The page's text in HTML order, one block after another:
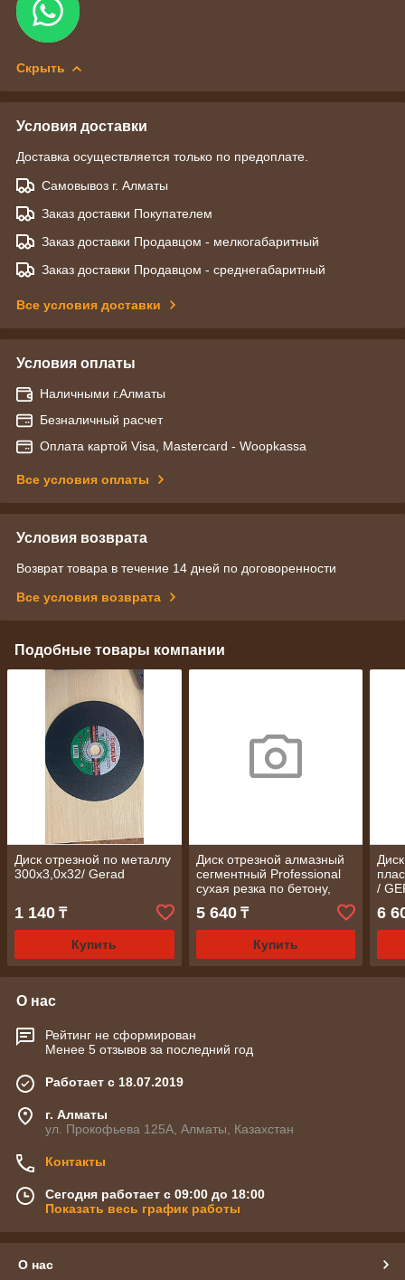
Скрыть
Условия доставки
Доставка осуществляется только по предоплате.
Самовывоз г. Алматы
Заказ доставки Покупателем
Заказ доставки Продавцом - мелкогабаритный
Заказ доставки Продавцом - среднегабаритный
Все условия доставки
Условия оплаты
Наличными г.Алматы
Безналичный расчет
Оплата картой Visa, Mastercard - Woopkassa
Все условия оплаты
Условия возврата
Возврат товара в течение 14 дней по договоренности
Все условия возврата
Подобные товары компании
Диск отрезной по металлу
300х3,0х32/ Gerad
1 140 ₸
Купить
Диск отрезной алмазный
сегментный Professional
сухая резка по бетону,
230х7х22.23/ MS
5 640₸
Купить
/
6
О нас
Рейтинг не сформирован
Менее 5 отзывов за последний год
Работает с 18.07.2019
г. Алматы
ул. Прокофьева 125А, Алматы, Казахстан
Контакты
Сегодня работает с 09:00 до 18:00
Показать весь график работы
О нас